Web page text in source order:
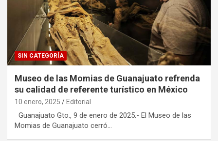
SIN CATEGORÍA
Museo de las Momias de Guanajuato refrenda
su calidad de referente turístico en México
10 enero, 2025 Editorial
Guanajuato Gto., 9 de enero de 2025.- El Museo de las
Momias de Guanajuato cerró…